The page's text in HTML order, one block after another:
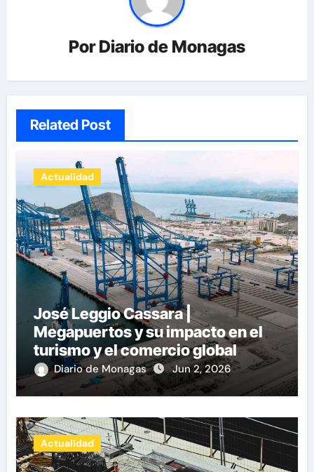
PorDiario de Monagas
Related Post
Actualidad
José Leggio Cassara |
Megapuertos y su impacto en el
turismo y el comercio global
Diario de Monagas Jun 2, 2026
Actualidad